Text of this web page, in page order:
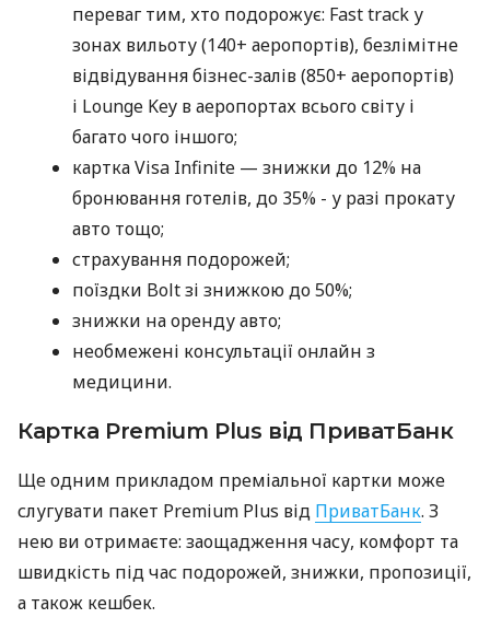
переваг тим, хто подорожує: Fast track у
зонах вильоту (140+ аеропортів), безлімітне
відвідування бізнес-залів (850+ аеропортів)
і Lounge Key в аеропортах всього світу і
багато чого іншого;
картка Visa Infinite — знижки до 12% на
бронювання готелів, до 35% - у разі прокату
авто тощо;
страхування подорожей;
поїздки Bolt зі знижкою до 50%;
знижки на оренду авто;
необмежені консультації онлайн з
медицини.
Картка Premium Plus від ПриватБанк
Ще одним прикладом преміальної картки може
слугувати пакет Premium Plus від ПриватБанк. З
нею ви отримаєте: заощадження часу, комфорт та
швидкість під час подорожей, знижки, пропозиції,
а також кешбек.